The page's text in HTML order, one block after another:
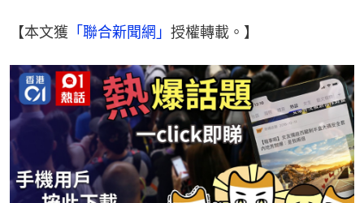
【本文獲 「聯合新聞網」 授權轉載。】